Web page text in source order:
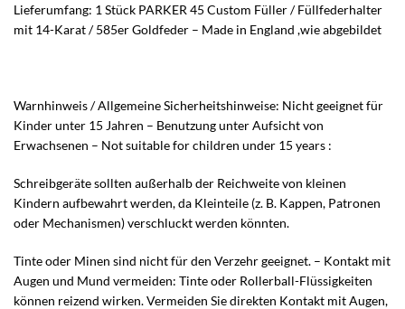
Lieferumfang: 1 Stück PARKER 45 Custom Füller / Füllfederhalter
mit 14-Karat / 585er Goldfeder – Made in England ,wie abgebildet
Warnhinweis / Allgemeine Sicherheitshinweise: Nicht geeignet für
Kinder unter 15 Jahren – Benutzung unter Aufsicht von
Erwachsenen – Not suitable for children under 15 years :
Schreibgeräte sollten außerhalb der Reichweite von kleinen
Kindern aufbewahrt werden, da Kleinteile (z. B. Kappen, Patronen
oder Mechanismen) verschluckt werden könnten.
Tinte oder Minen sind nicht für den Verzehr geeignet. – Kontakt mit
Augen und Mund vermeiden: Tinte oder Rollerball-Flüssigkeiten
können reizend wirken. Vermeiden Sie direkten Kontakt mit Augen,